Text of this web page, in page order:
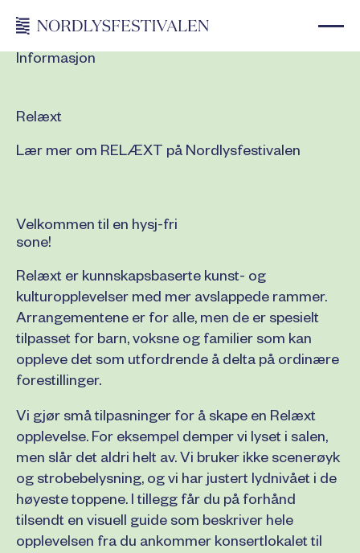
Informasjon
Relæxt
Lær mer om RELÆXT på Nordlysfestivalen
Velkommen til en hysj-fri
sone!
Relæxt er kunnskapsbaserte kunst- og
kulturopplevelser med mer avslappede rammer.
Arrangementene er for alle, men de er spesielt
tilpasset for barn, voksne og familier som kan
oppleve det som utfordrende å delta på ordinære
forestillinger.
Vi gjør små tilpasninger for å skape en Relæxt
opplevelse. For eksempel demper vi lyset i salen,
men slår det aldri helt av. Vi bruker ikke scenerøyk
og strobebelysning, og vi har justert lydnivået i de
høyeste toppene. I tillegg får du på forhånd
tilsendt en visuell guide som beskriver hele
opplevelsen fra du ankommer konsertlokalet til